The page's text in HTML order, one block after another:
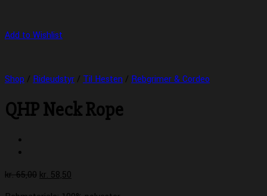
Add to Wishlist
Shop / Rideudstyr / Til Hesten / Rebgrimer & Cordeo
QHP Neck Rope
kr.65,00 Den
kr. 58,50